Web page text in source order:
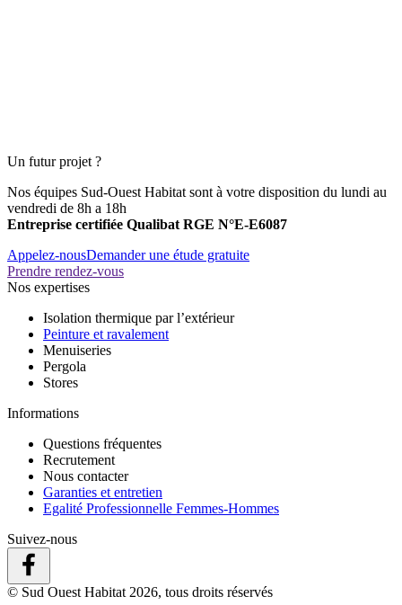
Un futur projet ?
Nos équipes Sud-Ouest Habitat sont à votre disposition du lundi au
vendredi de 8h a 18h
Entreprise certifiée Qualibat RGE N°E-E6087
Appelez-nousDemander une étude gratuite
Prendre rendez-vous
Nos expertises
Isolation thermique par l’extérieur
Peinture et ravalement
Menuiseries
Pergola
Stores
Informations
Questions fréquentes
Recrutement
Nous contacter
Garanties et entretien
Egalité Professionnelle Femmes-Hommes
Suivez-nous
© Sud Ouest Habitat 2026, tous droits réservés